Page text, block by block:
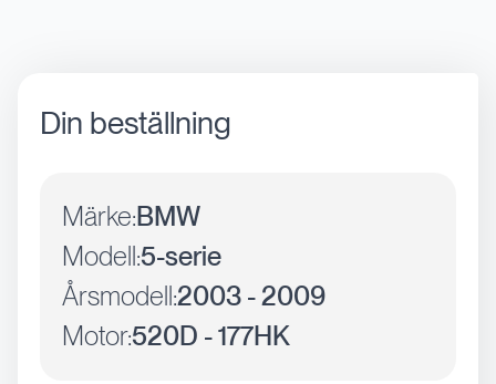
Din beställning
Märke:BMW
Modell:5-serie
Årsmodell:2003 - 2009
Motor:520D - 177HK